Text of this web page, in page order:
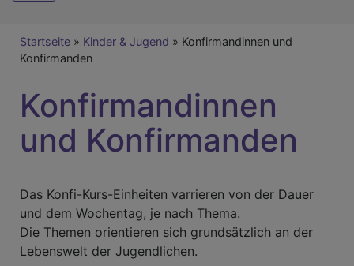
Breadcrumb
Startseite Kinder & Jugend
Konfirmandinnen und
Konfirmanden
Konfirmandinnen
und Konfirmanden
Das Konfi-Kurs-Einheiten varrieren von der Dauer
und dem Wochentag, je nach Thema.
Die Themen orientieren sich grundsätzlich an der
Lebenswelt der Jugendlichen.